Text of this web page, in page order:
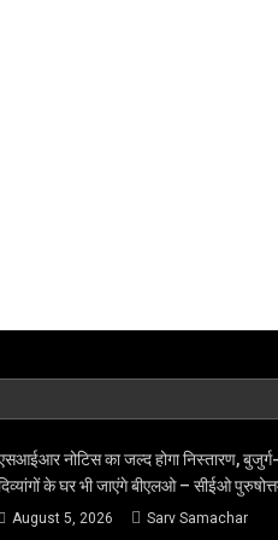
नोटिस का जल्द होगा निस्तारण, बुजुर्ग-
के घर भी जाएंगे बीएलओ – सीईओ
August 5, 2026 Sarv Samachar